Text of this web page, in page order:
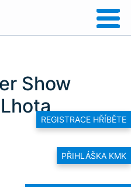
REGISTRACE HŘÍBĚTE
PŘIHLÁŠKA KMK
Show